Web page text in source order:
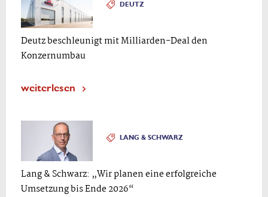
DEUTZ
Deutz beschleunigt mit Milliarden-Deal den
Konzernumbau
weiterlesen
LANG & SCHWARZ
Lang & Schwarz: „Wir planen eine erfolgreiche
Umsetzung bis Ende 2026“